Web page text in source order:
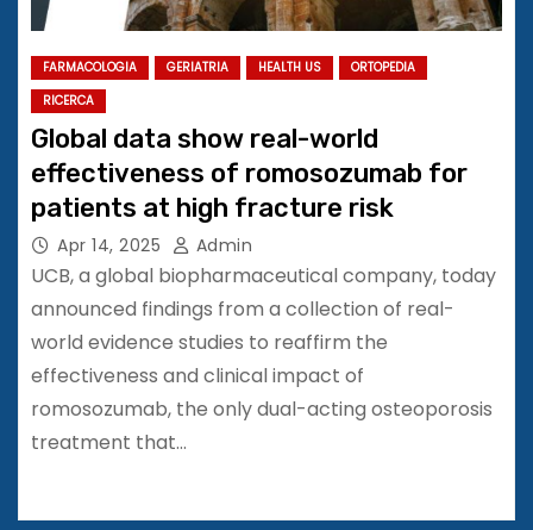
FARMACOLOGIA GERIATRIA HEALTH US
ORTOPEDIA
RICERCA
Global data show real-world
effectiveness of romosozumab for
patients at high fracture risk
Apr 14, 2025 Admin
UCB, a global biopharmaceutical company, today
announced findings from a collection of real-
world evidence studies to reaffirm the
effectiveness and clinical impact of
romosozumab, the only dual-acting osteoporosis
treatment that…